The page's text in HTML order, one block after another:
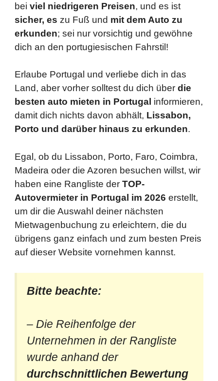
bei viel niedrigeren Preisen, und es ist
sicher, es zu Fuß und mit dem Auto zu
erkunden; sei nur vorsichtig und gewöhne
dich an den portugiesischen Fahrstil!
Erlaube Portugal und verliebe dich in das
Land, aber vorher solltest du dich über die
besten auto mieten in Portugal informieren,
damit dich nichts davon abhält, Lissabon,
Porto und darüber hinaus zu erkunden.
Egal, ob du Lissabon, Porto, Faro, Coimbra,
Madeira oder die Azoren besuchen willst, wir
haben eine Rangliste der TOP-
Autovermieter in Portugal im 2026 erstellt,
um dir die Auswahl deiner nächsten
Mietwagenbuchung zu erleichtern, die du
übrigens ganz einfach und zum besten Preis
auf dieser Website vornehmen kannst.
Bitte beachte:
– Die Reihenfolge der
Unternehmen in der Rangliste
wurde anhand der
durchschnittlichen Bewertung